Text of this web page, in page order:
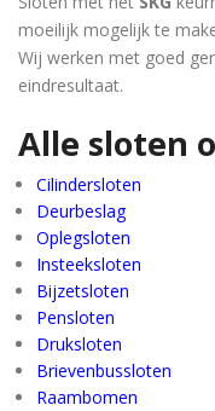
moeilijk mogelijk te
Wij werken met goed
eindresultaat.
Alle sloten
Cilindersloten
Deurbeslag
Oplegsloten
Insteeksloten
Bijzetsloten
Pensloten
Druksloten
Brievenbussloten
Raambomen